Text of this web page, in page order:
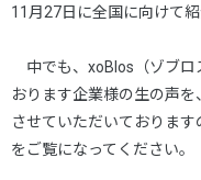
11月27日に全国に向けて紹
中でも、xoBlos（ゾブロ
おります企業様の生の声
させていただいておりま
をご覧になってください。